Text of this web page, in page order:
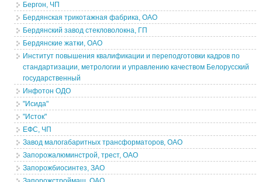
Бергон, ЧП
Бердянская трикотажная фабрика, ОАО
Бердянский завод стекловолокна, ГП
Бердянские жатки, ОАО
Институт повышения квалификации и переподготовки кадров по
стандартизации, метрологии и управлению качеством Белорусский
государственный
Инфотон ОДО
"Исида"
"Исток"
ЕФС, ЧП
Завод малогабаритных трансформаторов, ОАО
Запорожалюминстрой, трест, ОАО
Запорожбиосинтез, ЗАО